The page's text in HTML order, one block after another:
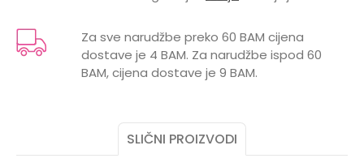
Pon-Subota: 09:00-
15:00h
POL
MUŠKI
Za sve narudžbe preko 60 BAM cijena
dostave je 4 BAM. Za narudžbe ispod 60
BAM, cijena dostave je 9 BAM.
SLIČNI PROIZVODI